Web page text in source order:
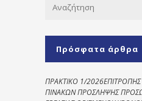
Πρόσφατα άρθρα
ΠΡΑΚΤΙΚΟ 1/
ΠΙΝΑΚΩΝ ΠΡΟΣΛΗΨΗΣ